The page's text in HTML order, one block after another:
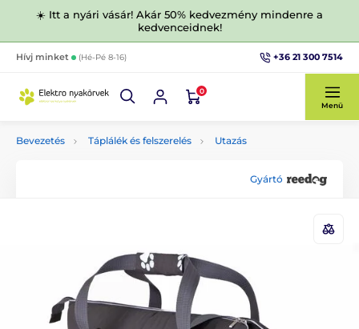
☀️ Itt a nyári vásár! Akár 50% kedvezmény mindenre a
kedvenceidnek!
Hívj minket (Hé-Pé 8-16) +36 21 300 7514
0
Menü
Bevezetés Táplálék és felszerelés Utazás
Gyártó